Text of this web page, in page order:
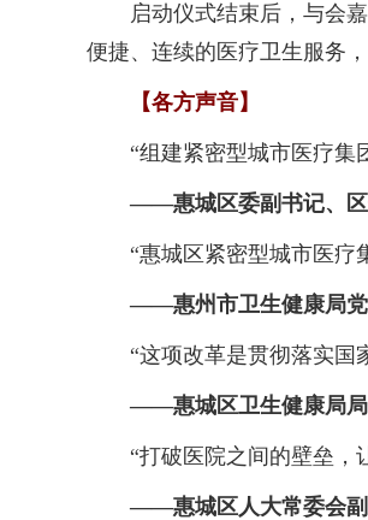
启动仪式结束后，与会嘉
便捷、连续的医疗卫生服务
【各方声音】
“组建紧密型城市医疗集团
——惠城区委副书记、
“惠城区紧密型城市医疗集
——惠州市卫生健康局党
“这项改革是贯彻落实国家
——惠城区卫生健康局局
“打破医院之间的壁垒，让
——惠城区人大常委会副